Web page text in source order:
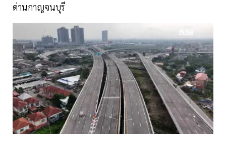
ด่านกาญจนบุรี